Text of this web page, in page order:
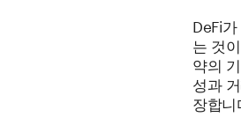
DeFi
는 것
약의
성과
장합니